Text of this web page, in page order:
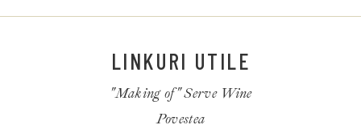
LINKURI UTILE
"Making of" Serve Wine
Povestea